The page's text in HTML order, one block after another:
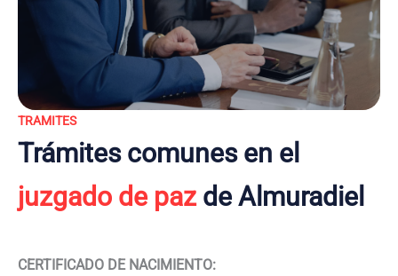
TRAMITES
Trámites comunes en el
juzgado de pazde Almuradiel
CERTIFICADO DE NACIMIENTO: